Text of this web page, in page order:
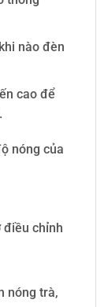
nào đèn
cao để
nóng của
điều chỉnh
nóng trà,